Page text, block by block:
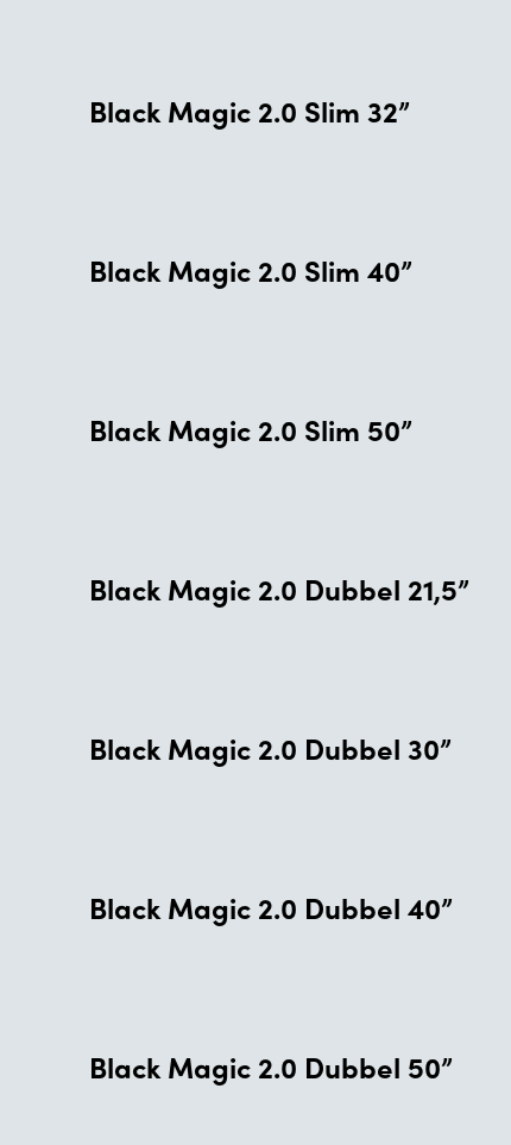
Black Magic 2.0 Slim 32”
Black Magic 2.0 Slim 40”
Black Magic 2.0 Slim 50”
Black Magic 2.0 Dubbel 21,5”
Black Magic 2.0 Dubbel 30”
Black Magic 2.0 Dubbel 40”
Black Magic 2.0 Dubbel 50”